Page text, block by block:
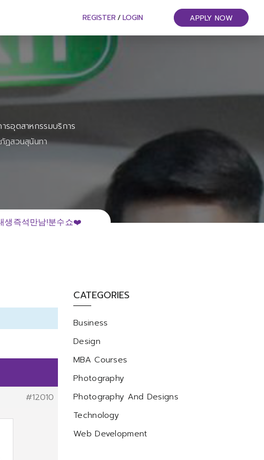
REGISTER / LOGIN APPLY NOW
รอุตสาหกรรมบริการ
ฏสวนสุนันทา
생즉석만남!분수쇼❤️
#12010
CATEGORIES
Business
Design
MBA Courses
Photography
Photography And Designs
Technology
Web Development